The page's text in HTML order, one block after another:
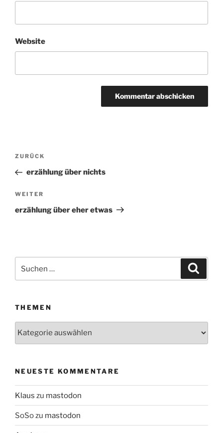
Website
Beitragsnavigation
Vorheriger
Beitrag
ZURÜCK
erzählung über nichts
Nächster
Beitrag
WEITER
erzählung über eher etwas
nach:
THEMEN
Themen
NEUESTE KOMMENTARE
Klaus zu mastodon
SoSozu mastodon